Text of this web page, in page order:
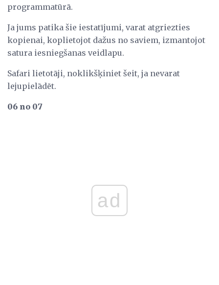
programmatūrā.
Ja jums patika šie iestatījumi, varat atgriezties
kopienai, koplietojot dažus no saviem, izmantojot
satura iesniegšanas veidlapu.
Safari lietotāji, noklikšķiniet šeit, ja nevarat
lejupielādēt.
06 no 07
ad